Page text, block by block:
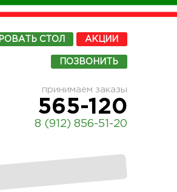
СТОЛ АКЦИИ
ПОЗВОНИТЬ
принимаем заказы
565-120
8 (912) 856-51-20